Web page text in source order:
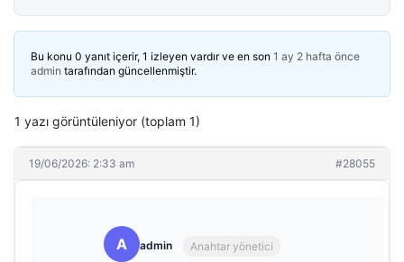
Bu konu 0 yanıt içerir, 1 izleyen vardır ve en son 1 ay 2 hafta önce
admin tarafından güncellenmiştir.
1 yazı görüntüleniyor (toplam 1)
19/06/2026: 2:33 am #28055
A admin Anahtar yönetici